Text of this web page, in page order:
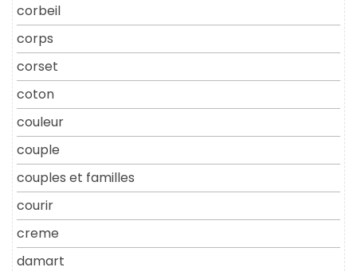
corbeil
corps
corset
coton
couleur
couple
couples et familles
courir
creme
damart